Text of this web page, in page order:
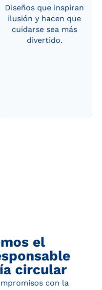
Diseños que inspiran
ilusión y hacen que
cuidarse sea más
divertido.
el
circular
con la